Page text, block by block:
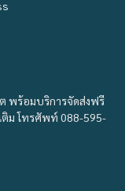
พร้อมบริการจัดส่งฟรี
ม โทรศัพท์ 088-595-